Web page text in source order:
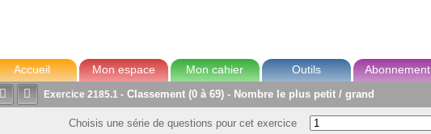
Accueil Mon espace Mon cahier Outils Abonnement
  Exercice 2185.1- Classement (0 à 69) - Nombre le plus petit / grand
Choisis une série de questions pour cet exercice